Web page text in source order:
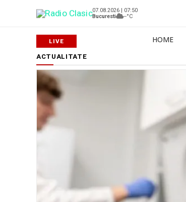
07.08.2026 | 07:50
Bucuresti
--°C
HOME
ACTUALITATE